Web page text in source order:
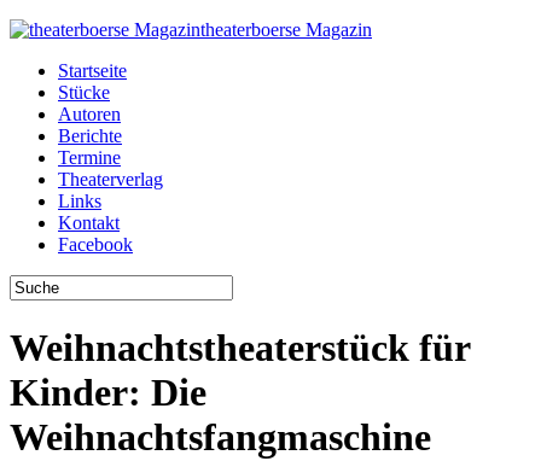
theaterboerse Magazin
Startseite
Stücke
Autoren
Berichte
Termine
Theaterverlag
Links
Kontakt
Facebook
Weihnachtstheaterstück für
Kinder: Die
Weihnachtsfangmaschine